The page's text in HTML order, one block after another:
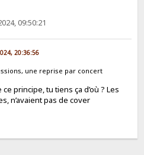
09:50:21
20:36:56
une reprise par concert
principe, tu tiens ça d’où ? Les
n’avaient pas de cover